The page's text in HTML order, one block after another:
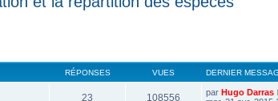
RÉPONSES VUES DERNIER
23 108556 par Hugo Darras